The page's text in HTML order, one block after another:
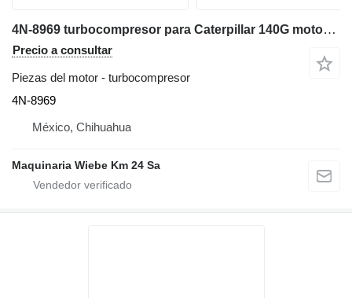
4N-8969 turbocompresor para Caterpillar 140G motoniveladora
Precio a consultar
Piezas del motor - turbocompresor
4N-8969
México, Chihuahua
Maquinaria Wiebe Km 24 Sa